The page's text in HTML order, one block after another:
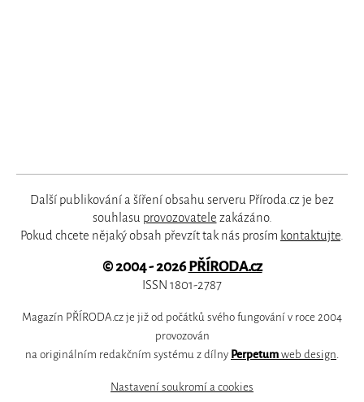
Další publikování a šíření obsahu serveru Příroda.cz je bez
souhlasu provozovatele zakázáno.
Pokud chcete nějaký obsah převzít tak nás prosím kontaktujte.
© 2004 - 2026PŘÍRODA.cz
ISSN 1801-2787
Magazín PŘÍRODA.cz je již od počátků svého fungování v roce 2004
provozován
na originálním redakčním systému z dílny Perpetum web design
Nastavení soukromí a cookies